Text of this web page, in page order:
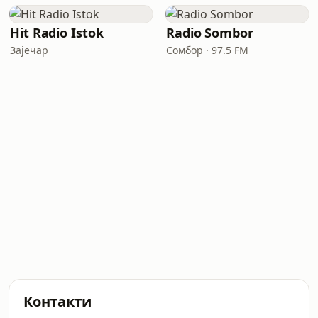
Hit Radio Istok
Зајечар
Radio Sombor
Сомбор · 97.5 FM
Контакти